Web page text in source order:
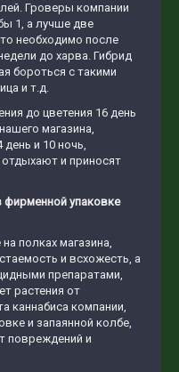
Гроверы компании
1, а лучше две
необходимо после
до харва. Гибрид
бороться с такими
и т.д.
до цветения 16 день
магазина,
и 10 ночь,
и приносят
фирменной упаковке
полках магазина,
и всхожесть, а
препаратами,
растения от
каннабиса компании,
и запаянной колбе,
повреждений и